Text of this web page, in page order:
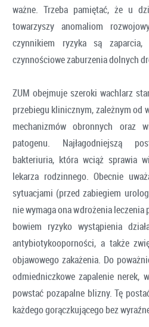
ważne. Trzeba pamiętać, że u
towarzyszy anomaliom
czynnikiem ryzyka są zaparcia,
czynnościowe zaburzenia dolnych
ZUM obejmuje szeroki wachlarz
przebiegu klinicznym, zależnym od
mechanizmów obronnych oraz
patogenu. Najłagodniejszą
bakteriuria, która wciąż sprawia
lekarza rodzinnego. Obecnie
sytuacjami (przed zabiegiem
nie wymaga ona wdrożenia
bowiem ryzyko wystąpienia
antybiotykooporności, a także
objawowego zakażenia. Do
odmiedniczkowe zapalenie nerek,
powstać pozapalne blizny. Tę
każdego gorączkującego bez